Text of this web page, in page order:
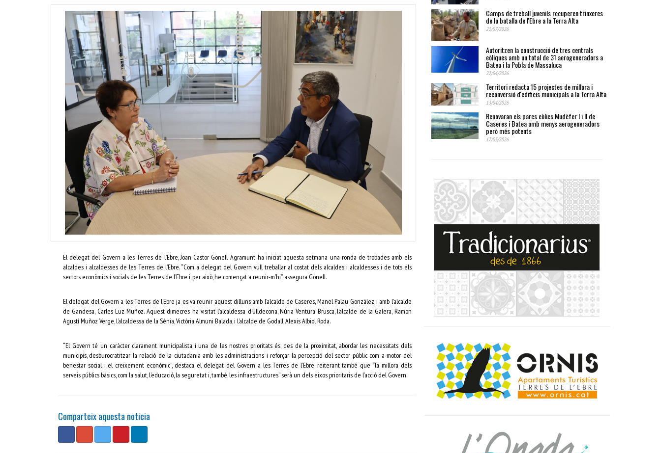
El delegat del Govern a les Terres de l’Ebre, Joan Castor Gonell Agramunt, ha iniciat aquesta setmana una ronda de trobades amb els
alcaldes i alcaldesses de les Terres de l’Ebre. “Com a delegat del Govern vull treballar al costat dels alcaldes i alcaldesses i de tots els
sectors econòmics i socials de les Terres de l’Ebre i, per això, he començat a reunir-m’hi”, assegura Gonell.
El delegat del Govern a les Terres de l’Ebre ja es va reunir aquest dilluns amb l’alcalde de Caseres, Manel Palau González, i amb l’alcalde
de Gandesa, Carles Luz Muñoz. Aquest dimecres ha visitat l’alcaldessa d’Ulldecona, Núria Ventura Brusca, l’alcalde de la Galera, Ramon
Agustí Muñoz Verge, l’alcaldessa de la Sénia, Victòria Almuni Balada, i l’alcalde de Godall, Alexis Albiol Roda.
“El Govern té un caràcter clarament municipalista i una de les nostres prioritats és, des de la proximitat, abordar les necessitats dels
municipis, desburocratitzar la relació de la ciutadania amb les administracions i reforçar la percepció del sector públic com a motor del
benestar social i el creixement econòmic”, destaca el delegat del Govern a les Terres de l’Ebre, reiterant també que “la millora dels
serveis públics bàsics, com la salut, l’educació, la seguretat i, també, les infraestructures” serà un dels eixos prioritaris de l’acció del Govern.
Comparteix aquesta noticia
Camps de treball juvenils recuperen trinxeres
de la batalla de l'Ebre a la Terra Alta
21/07/2026
Autoritzen la construcció de tres centrals
eòliques amb un total de 31 aerogeneradors a
Batea i la Pobla de Massaluca
22/04/2026
Territori redacta 15 projectes de millora i
reconversió d'edificis municipals a la Terra Alta
13/04/2026
Renovaran els parcs eòlics Mudèfer I i II de
Caseres i Batea amb menys aerogeneradors
però més potents
17/03/2026